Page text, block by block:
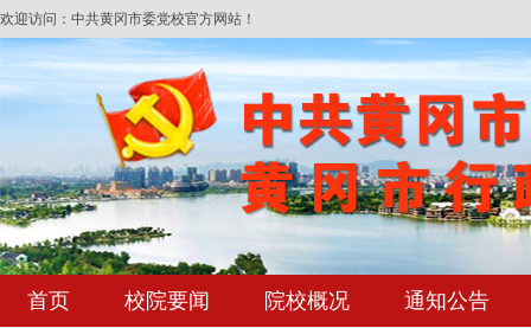
欢迎访问：中共黄冈市委党校官方网站！
首页 校院要闻 院校概况 通知公告